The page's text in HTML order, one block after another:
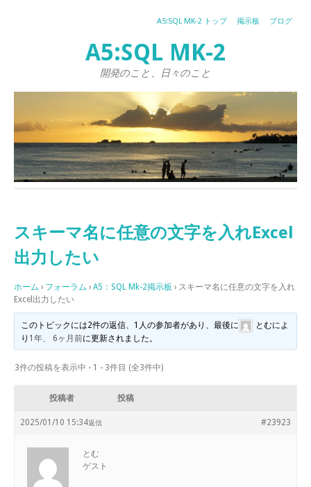
A5:SQL MK-2 トップ 掲示板 ブログ
A5:SQL MK-2
開発のこと、日々のこと
スキーマ名に任意の文字を入れExcel
出力したい
ホーム › フォーラム › A5：SQL Mk-2掲示板 › スキーマ名に任意の文字を入れ
Excel出力したい
このトピックには2件の返信、1人の参加者があり、最後に とむによ
り 1年、 6ヶ月前に更新されました。
3件の投稿を表示中 - 1 - 3件目 (全3件中)
投稿者 投稿
2025/01/10 15:34 #23923
返信
とむ
ゲスト